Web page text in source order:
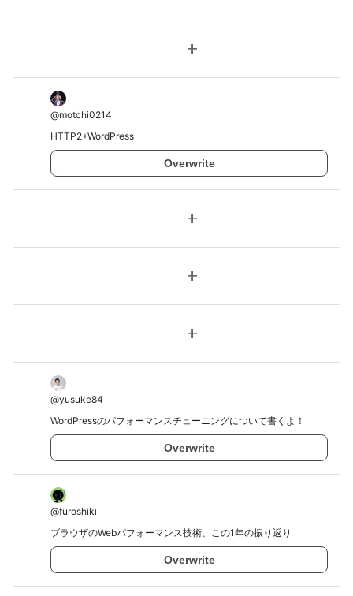
add
@motchi0214
HTTP2+WordPress
Overwrite
add
add
add
@yusuke84
WordPressのパフォーマンスチューニングについて書くよ！
Overwrite
@furoshiki
ブラウザのWebパフォーマンス技術、この1年の振り返り
Overwrite